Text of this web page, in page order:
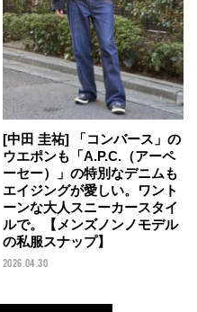
[中田 圭祐] 「コンバース」の
ウエポンも「A.P.C.（アーペ
ーセー）」の特別なデニムも
エイジングが愛しい。ワント
ーンな大人スニーカースタイ
ルで。【メンズノンノモデル
の私服スナップ】
2026.04.30